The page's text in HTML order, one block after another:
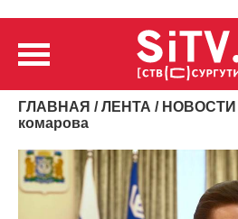
ГЛАВНАЯ /ЛЕНТА / НОВОСТИ
комарова